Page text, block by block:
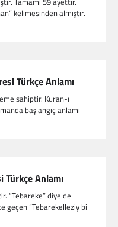
kelimesinden almıştır.
Türkçe Anlamı
sahiptir. Kuran-ı
başlangıç anlamı
Anlamı
“Tebareke” diye de
geçen “Tebarekelleziy bi